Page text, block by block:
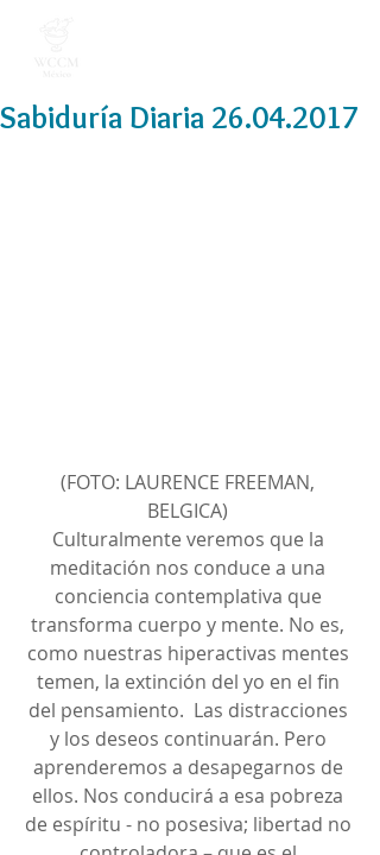
Sabiduría Diaria 26.04.2017
(FOTO: LAURENCE FREEMAN,
BELGICA)
Culturalmente veremos que la
meditación nos conduce a una
conciencia contemplativa que
transforma cuerpo y mente. No es,
como nuestras hiperactivas mentes
temen, la extinción del yo en el fin
del pensamiento.  Las distracciones
y los deseos continuarán. Pero
aprenderemos a desapegarnos de
ellos. Nos conducirá a esa pobreza
de espíritu - no posesiva; libertad no